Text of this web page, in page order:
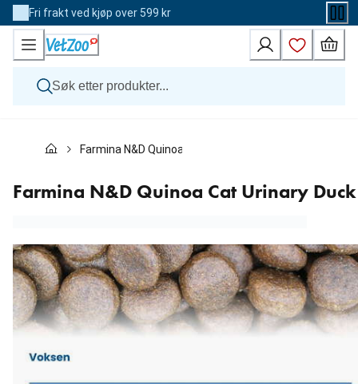
Skip
to
Content
Fri frakt ved kjøp over 599 kr
Katt
Andre dyr
Merker
Farmina N&D Quinoa Cat Urinary Duck
Farmina N&D Quinoa Cat Urinary Duck